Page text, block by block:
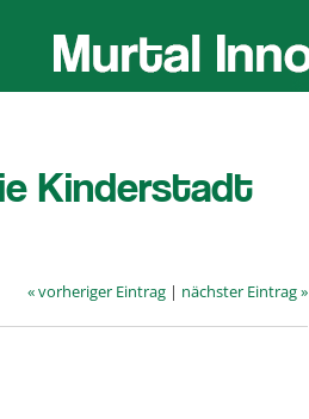
Kinderstadt
« vorheriger Eintrag | nächster Eintrag »